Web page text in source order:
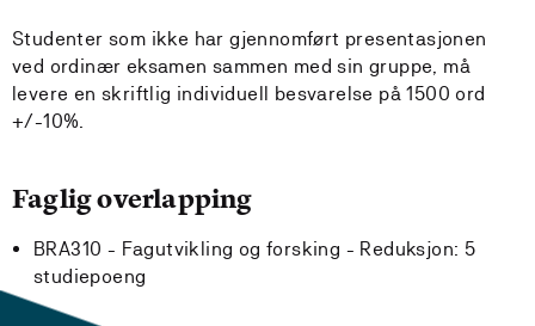
Studenter som ikke har gjennomført presentasjonen
ved ordinær eksamen sammen med sin gruppe, må
levere en skriftlig individuell besvarelse på 1500 ord
+/-10%.
Faglig overlapping
BRA310 - Fagutvikling og forsking - Reduksjon: 5
studiepoeng